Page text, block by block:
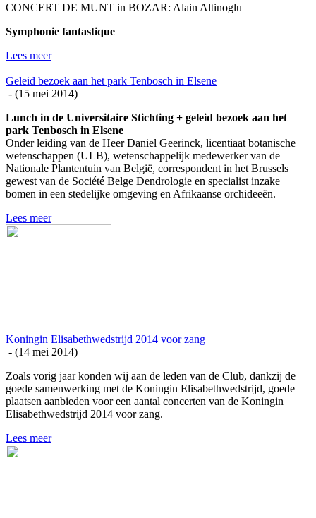
CONCERT DE MUNT in BOZAR: Alain Altinoglu
Symphonie fantastique
Lees meer
Geleid bezoek aan het park Tenbosch in Elsene
- (15 mei 2014)
Lunch in de Universitaire Stichting + geleid bezoek aan het
park Tenbosch in Elsene
Onder leiding van de Heer Daniel Geerinck, licentiaat botanische
wetenschappen (ULB), wetenschappelijk medewerker van de
Nationale Plantentuin van België, correspondent in het Brussels
gewest van de Société Belge Dendrologie en specialist inzake
bomen in een stedelijke omgeving en Afrikaanse orchideeën.
Lees meer
Koningin Elisabethwedstrijd 2014 voor zang
- (14 mei 2014)
Zoals vorig jaar konden wij aan de leden van de Club, dankzij de
goede samenwerking met de Koningin Elisabethwedstrijd, goede
plaatsen aanbieden voor een aantal concerten van de Koningin
Elisabethwedstrijd 2014 voor zang.
Lees meer